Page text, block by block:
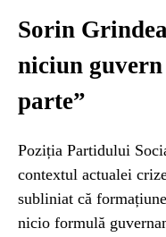
Sorin
niciun
parte”
Poziția Partidului
contextul actualei
subliniat că
nicio formulă